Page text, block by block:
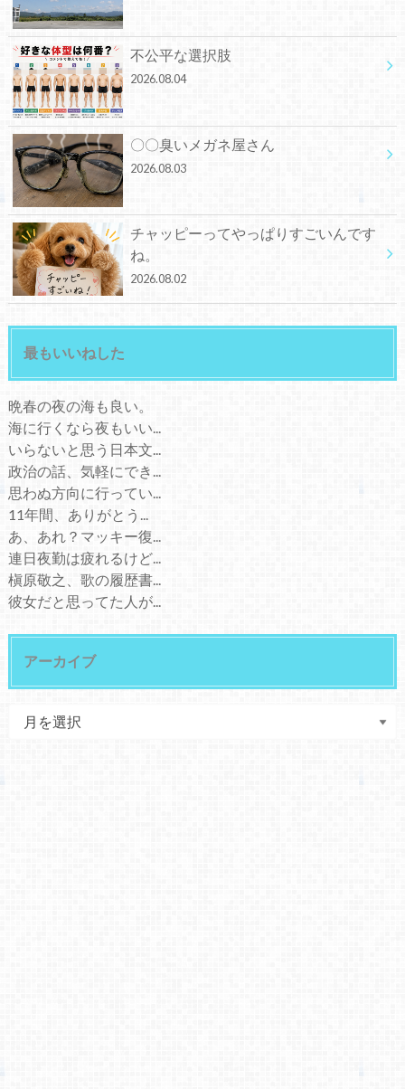
不公平な選択肢
2026.08.04
〇〇臭いメガネ屋さん
2026.08.03
チャッピーってやっぱりすごいんです
ね。
2026.08.02
最もいいねした
晩春の夜の海も良い。
海に行くなら夜もいい...
いらないと思う日本文...
政治の話、気軽にでき...
思わぬ方向に行ってい...
11年間、ありがとう...
あ、あれ？マッキー復...
連日夜勤は疲れるけど...
槇原敬之、歌の履歴書...
彼女だと思ってた人が...
アーカイブ